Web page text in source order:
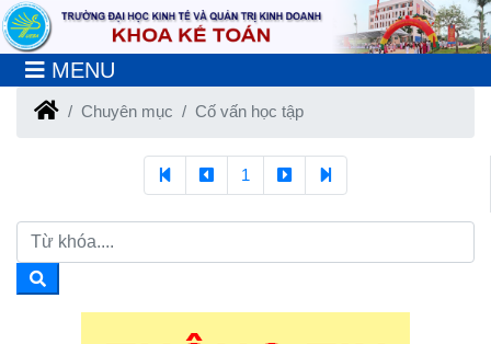
MENU
Chuyên mục Cố vấn học tập
1